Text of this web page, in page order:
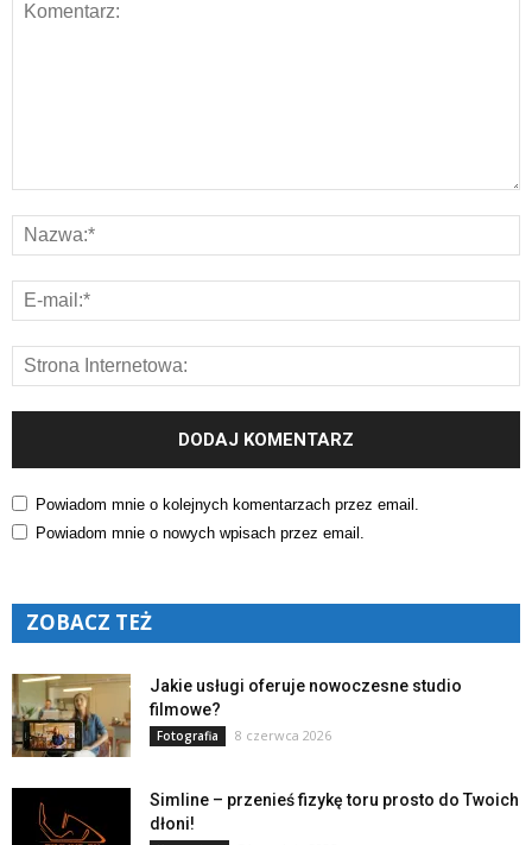
Powiadom mnie o kolejnych komentarzach przez email.
Powiadom mnie o nowych wpisach przez email.
ZOBACZ TEŻ
Jakie usługi oferuje nowoczesne studio
filmowe?
Fotografia 8 czerwca 2026
Simline – przenieś fizykę toru prosto do Twoich
dłoni!